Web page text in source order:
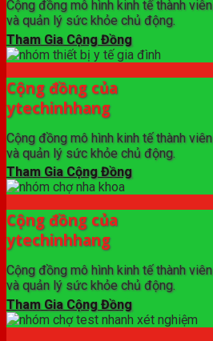
Cộng đồng mô hình kinh tế thành viên
và quản lý sức khỏe chủ động.
Tham Gia Cộng Đồng
Cộng đồng của
ytechinhhang
Cộng đồng mô hình kinh tế thành viên
và quản lý sức khỏe chủ động.
Tham Gia Cộng Đồng
Cộng đồng của
ytechinhhang
Cộng đồng mô hình kinh tế thành viên
và quản lý sức khỏe chủ động.
Tham Gia Cộng Đồng